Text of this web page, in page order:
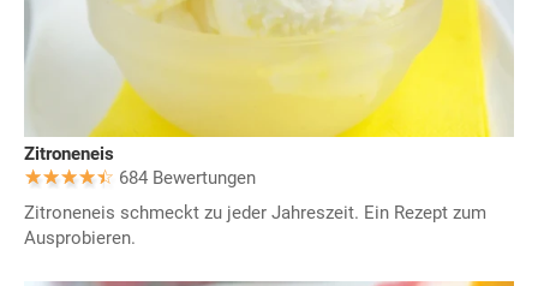
Zitroneneis
684 Bewertungen
Zitroneneis schmeckt zu jeder Jahreszeit. Ein Rezept zum
Ausprobieren.